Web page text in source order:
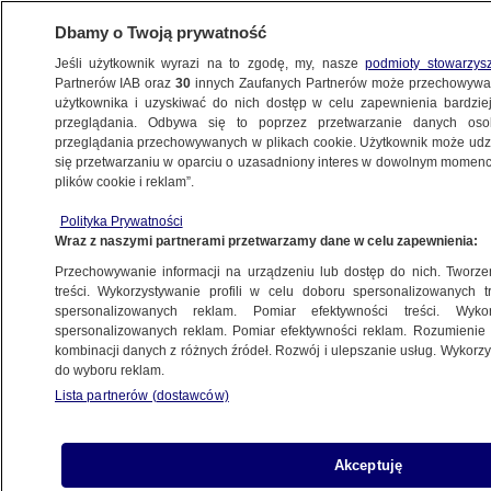
ŚWIAT
"Guardian" wycofuje się z publikacji
Zespół autorów
12.05.2026, 06:32Aktualizacja:12.05.2026, 13:56
Posłuchaj artykułu
Czyta lektor AI
Dbamy o Twoją prywatność
Jeśli użytkownik wyrazi na to zgodę, my, naszepodmioty
Partnerów IAB oraz30 innych Zaufanych Partnerów może
użytkownika i uzyskiwać do nich dostęp w celu zapewnienia
przeglądania. Odbywa się to poprzez przetwarzanie danych
przeglądania przechowywanych w plikach cookie. Użytkownik może
się przetwarzaniu w oparciu o uzasadniony interes w dowolnym
plików cookie i reklam”.
Polityka Prywatności
Wraz z naszymi partnerami przetwarzamy dane w celu zapewnienia:
Przechowywanie informacji na urządzeniu lub dostęp do nich.
treści. Wykorzystywanie profili w celu doboru spersonalizowanych
spersonalizowanych reklam. Pomiar efektywności treści.
spersonalizowanych reklam. Pomiar efektywności reklam.
kombinacji danych z różnych źródeł. Rozwój i ulepszanie usług.
do wyboru reklam.
Lista partnerów (dostawców)
Akceptuję